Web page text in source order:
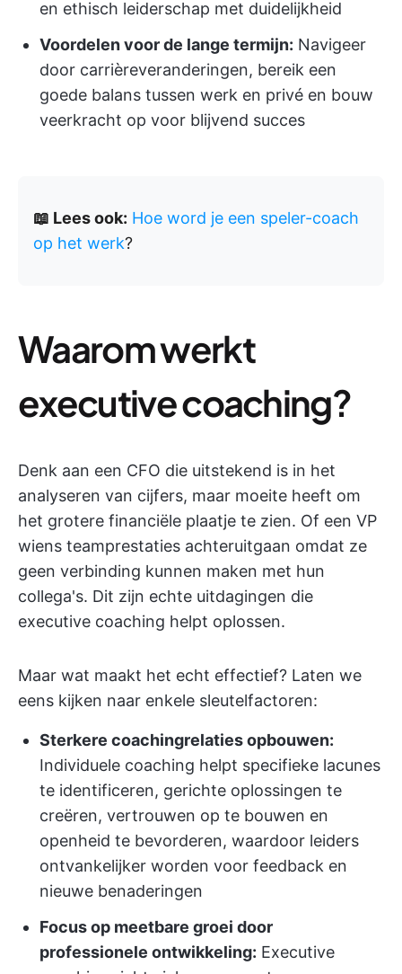
en ethisch leiderschap met duidelijkheid
Voordelen voor de lange termijn: Navigeer
door carrièreveranderingen, bereik een
goede balans tussen werk en privé en bouw
veerkracht op voor blijvend succes
📖 Lees ook: Hoe word je een speler-coach
op het werk?
Waarom werkt
executive coaching?
Denk aan een CFO die uitstekend is in het
analyseren van cijfers, maar moeite heeft om
het grotere financiële plaatje te zien. Of een VP
wiens teamprestaties achteruitgaan omdat ze
geen verbinding kunnen maken met hun
collega's. Dit zijn echte uitdagingen die
executive coaching helpt oplossen.
Maar wat maakt het echt effectief? Laten we
eens kijken naar enkele sleutelfactoren:
Sterkere coachingrelaties opbouwen:
Individuele coaching helpt specifieke lacunes
te identificeren, gerichte oplossingen te
creëren, vertrouwen op te bouwen en
openheid te bevorderen, waardoor leiders
ontvankelijker worden voor feedback en
nieuwe benaderingen
Focus op meetbare groei door
professionele ontwikkeling: Executive